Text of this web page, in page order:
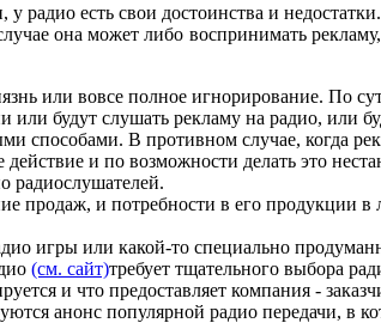
радио есть свои достоинства и недостатки.
она может либо воспринимать рекламу,
или вовсе полное игнорирование. По
или будут слушать рекламу на радио, или
способами. В противном случае, когда
и по возможности делать это
радиослушателей.
продаж, и потребности в его продукции
игры или какой-то специально
(см. сайт)требует тщательного выбора
и что предоставляет компания -
анонс популярной радио передачи, в